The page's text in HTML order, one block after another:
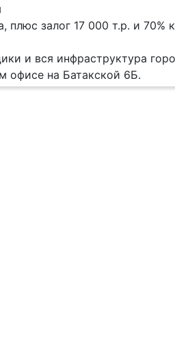
плюс залог 17 000 т.р. и 70%
и вся инфраструктура
офисе на Батакской 6Б.